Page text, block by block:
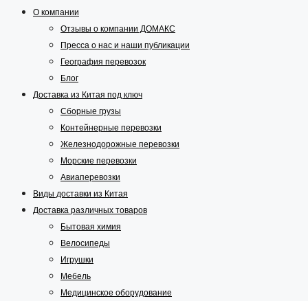
О компании
Отзывы о компании ДОМАКС
Пресса о нас и наши публикации
География перевозок
Блог
Доставка из Китая под ключ
Сборные грузы
Контейнерные перевозки
Железнодорожные перевозки
Морские перевозки
Авиаперевозки
Виды доставки из Китая
Доставка различных товаров
Бытовая химия
Велосипеды
Игрушки
Мебель
Медицинское оборудование